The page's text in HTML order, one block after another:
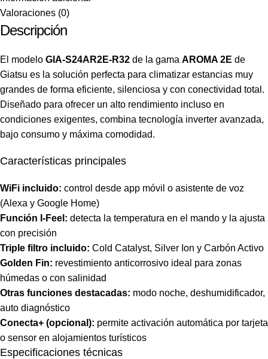
Valoraciones (0)
Descripción
El modelo GIA-S24AR2E-R32 de la gama AROMA 2E de
Giatsu es la solución perfecta para climatizar estancias muy
grandes de forma eficiente, silenciosa y con conectividad total.
Diseñado para ofrecer un alto rendimiento incluso en
condiciones exigentes, combina tecnología inverter avanzada,
bajo consumo y máxima comodidad.
Características principales
WiFi incluido: control desde app móvil o asistente de voz
(Alexa y Google Home)
Función I-Feel: detecta la temperatura en el mando y la ajusta
con precisión
Triple filtro incluido: Cold Catalyst, Silver Ion y Carbón Activo
Golden Fin: revestimiento anticorrosivo ideal para zonas
húmedas o con salinidad
Otras funciones destacadas: modo noche, deshumidificador,
auto diagnóstico
Conecta+ (opcional): permite activación automática por tarjeta
o sensor en alojamientos turísticos
Especificaciones técnicas